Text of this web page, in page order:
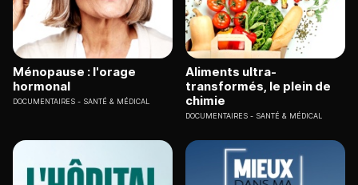
Ménopause : l'orage
hormonal
DOCUMENTAIRES SANTÉ & MÉDICAL
Aliments ultra-
transformés, le plein de
chimie
DOCUMENTAIRES SANTÉ & MÉDICAL